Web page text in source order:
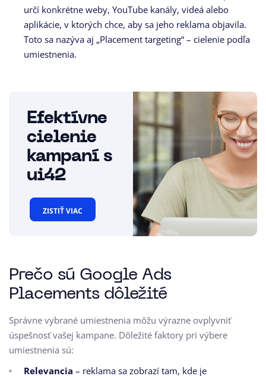
určí konkrétne weby, YouTube kanály, videá alebo
aplikácie, v ktorých chce, aby sa jeho reklama objavila.
Toto sa nazýva aj „Placement targeting“ – cielenie podľa
umiestnenia.
Efektívne
cielenie
kampaní s
ui42
ZISTIŤ VIAC
Prečo sú Google Ads
Placements dôležité
Správne vybrané umiestnenia môžu výrazne ovplyvniť
úspešnosť vašej kampane. Dôležité faktory pri výbere
umiestnenia sú:
Relevancia – reklama sa zobrazí tam, kde je